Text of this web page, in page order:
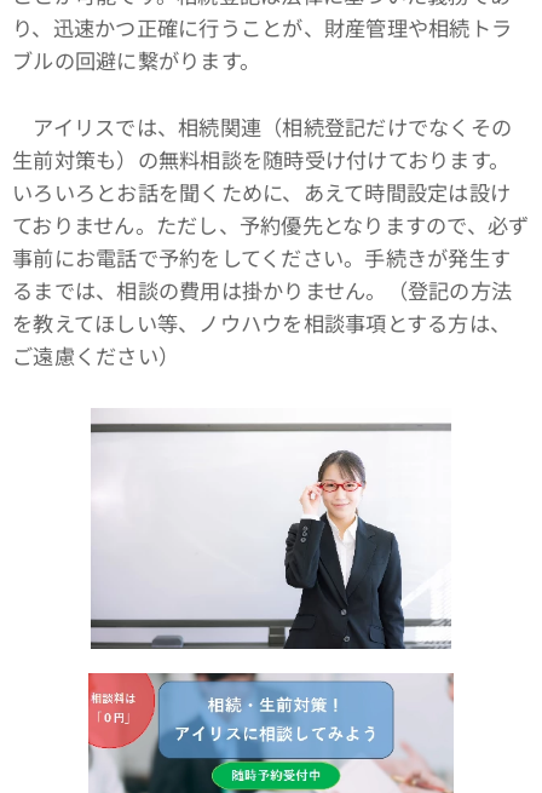
り、迅速かつ正確に行うことが、財産管理や相続トラ
ブルの回避に繋がります。
アイリスでは、相続関連（相続登記だけでなくその
生前対策も）の無料相談を随時受け付けております。
いろいろとお話を聞くために、あえて時間設定は設け
ておりません。ただし、予約優先となりますので、必ず
事前にお電話で予約をしてください。手続きが発生す
るまでは、相談の費用は掛かりません。（登記の方法
を教えてほしい等、ノウハウを相談事項とする方は、
ご遠慮ください）